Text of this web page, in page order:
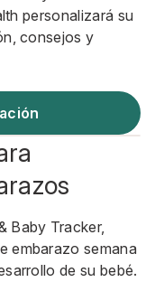
personalizará su
consejos y
Baby Tracker,
embarazo semana
de su bebé.